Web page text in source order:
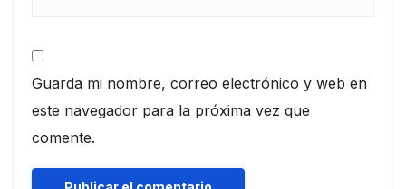
Guarda mi nombre, correo electrónico y web en
este navegador para la próxima vez que
comente.